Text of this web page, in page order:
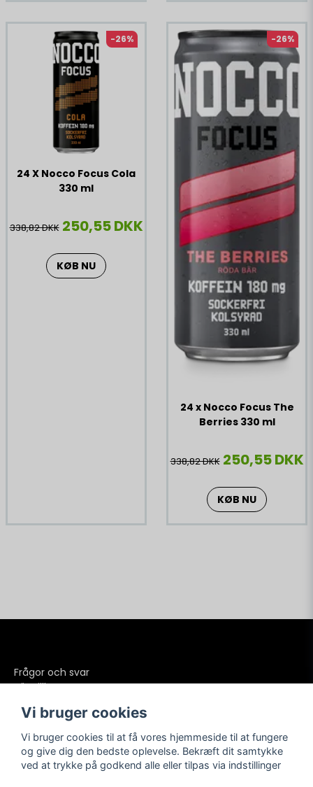
24 X Nocco Focus Cola
330 ml
-26%
338,82 DKK 250,55 DKK
KØB NU
24 x Nocco Focus The
Berries 330 ml
-26%
338,82 DKK 250,55 DKK
KØB NU
Frågor och svar
Köpvillkor
Frakter
Retur och reklamationer
Integritetspolicy
Kundesupport Sociale medier
Vi bruger cookies
Vi bruger cookies til at få vores hjemmeside til at fungere
og give dig den bedste oplevelse. Bekræft dit samtykke
ved at trykke på godkend alle eller tilpas via indstillinger